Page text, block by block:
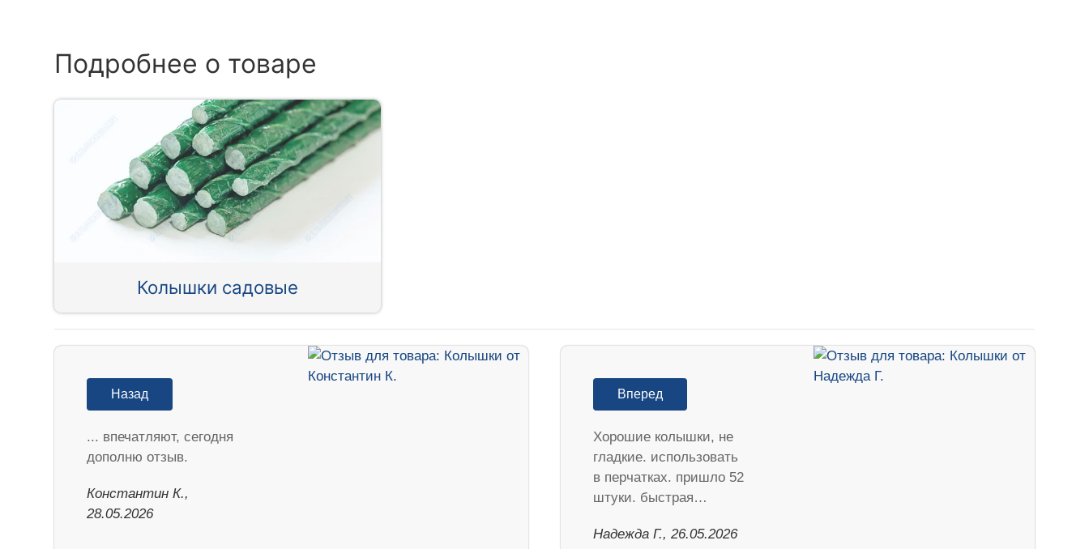
Подробнее о товаре
Колышки садовые
Назад
... впечатляют, сегодня
дополню отзыв.
Константин К.,
28.05.2026
Вперед
Хорошие колышки, не
гладкие. использовать
в перчатках. пришло 52
штуки. быстрая…
Надежда Г., 26.05.2026